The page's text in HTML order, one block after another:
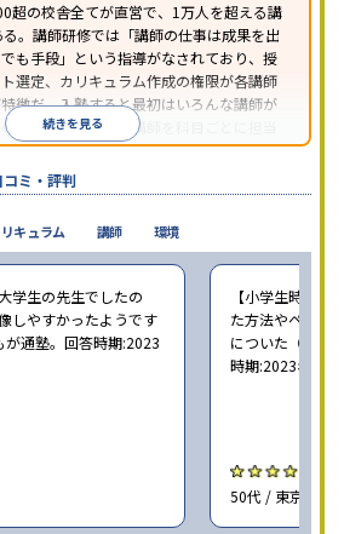
超の校舎全てが直営で、1万人を超える講
。講師研修では「講師の仕事は成果を出
も手段」という指導がなされており、授
選定、カリキュラム作成の権限が各講師
徴だ。入塾すると最初はいろんな講師が
中から気に入った講師を科目ごとに担当
きるので、子どもに合う講師を見つけや
続きを見る
ミ・評判
学生の先生でしたの
しやすかったようです
が通塾。回答時期:2023
【小学生時の通
た方法やペース
についた（小学
時期:2023年3月
50代 / 東京都 女
キュラム 講師 環境